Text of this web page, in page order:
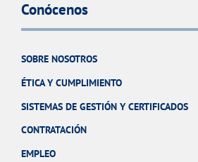
Conócenos
SOBRE NOSOTROS
ÉTICA Y CUMPLIMIENTO
SISTEMAS DE GESTIÓN Y CERTIFICADOS
CONTRATACIÓN
EMPLEO